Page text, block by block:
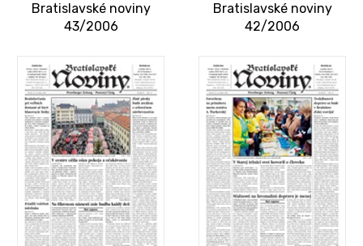
Bratislavské noviny
43/2006
Bratislavské noviny
42/2006